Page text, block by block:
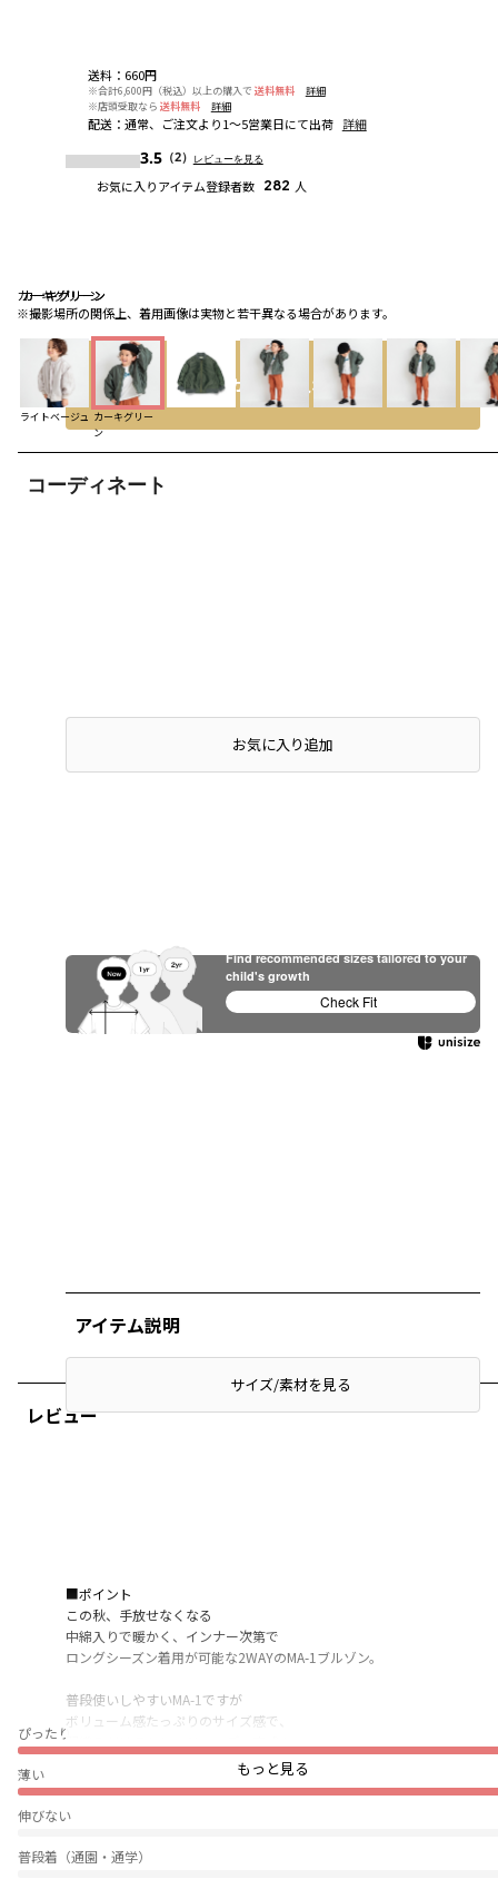
カーキグリーン
※撮影場所の関係上、着用画像は実物と若干異なる場合があります。
カーキグリーン
カーキグリーン
ライトベージュ カーキグリー
ン
コーディネート
レビュー
ぴったり
薄い
伸びない
普段着（通園・通学）
送料： 660円
※合計6,600円（税込）以上の購入で 送料無料
詳細
※店頭受取なら 送料無料 詳細
配送： 通常、ご注文より1～5営業日にて出荷 詳細
3.5（2） レビューを見る
お気に入りアイテム登録者数 282 人
カートに入れる
店頭在庫を確認するお気に入り追加
アイテム説明
サイズ/素材を見る
■ポイント
この秋、手放せなくなる
中綿入りで暖かく、インナー次第で
ロングシーズン着用が可能な2WAYのMA-1ブルゾン。
普段使いしやすいMA-1ですが
ボリューム感たっぷりのサイズ感で、
羽織るだけでトレンドコーデの完成！
袖を取り外すことが可能なジッパー付き。
デイリー使いにおすすめのアウター〇
もっと見る
Find recommended sizes tailored to your
child's growth
Check Fit